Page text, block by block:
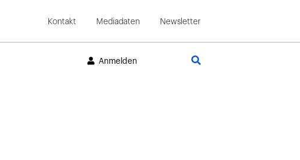
Kontakt Mediadaten Newsletter
Anmelden